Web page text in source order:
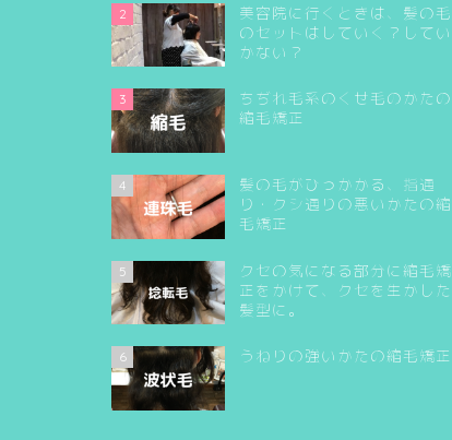
2
美容院に行くときは、髪の毛
のセットはしていく？してい
かない？
3
ちぢれ毛系のくせ毛のかたの
縮毛矯正
4
髪の毛がひっかかる、指通
り・クシ通りの悪いかたの縮
毛矯正
5
クセの気になる部分に縮毛矯
正をかけて、クセを生かした
髪型に。
6 うねりの強いかたの縮毛矯正